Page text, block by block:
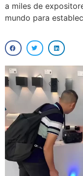
a miles de
mundo para